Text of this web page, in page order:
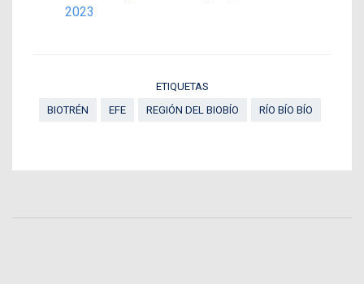
2023
ETIQUETAS
BIOTRÉN
EFE REGIÓN DEL BIOBÍO RÍO BÍO BÍO